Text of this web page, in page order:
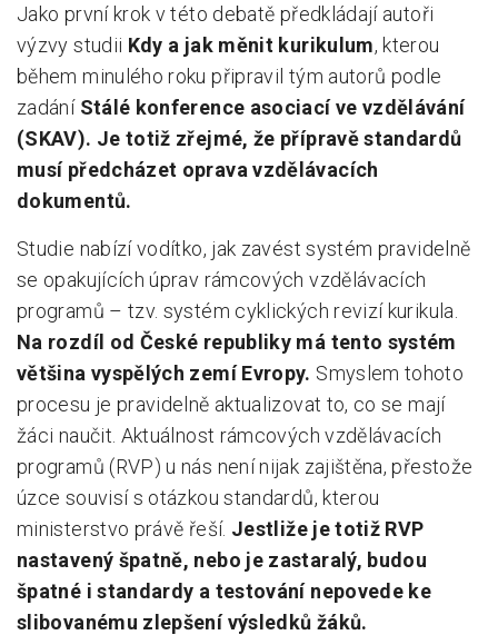
Jako první krok v této debatě předkládají autoři
výzvy studii Kdy a jak měnit kurikulum, kterou
během minulého roku připravil tým autorů podle
zadání Stálé konference asociací ve vzdělávání
(SKAV). Je totiž zřejmé, že přípravě standardů
musí předcházet oprava vzdělávacích
dokumentů.
Studie nabízí vodítko, jak zavést systém pravidelně
se opakujících úprav rámcových vzdělávacích
programů – tzv. systém cyklických revizí kurikula.
Na rozdíl od České republiky má tento systém
většina vyspělých zemí Evropy. Smyslem tohoto
procesu je pravidelně aktualizovat to, co se mají
žáci naučit. Aktuálnost rámcových vzdělávacích
programů (RVP) u nás není nijak zajištěna, přestože
úzce souvisí s otázkou standardů, kterou
ministerstvo právě řeší. Jestliže je totiž RVP
nastavený špatně, nebo je zastaralý, budou
špatné i standardy a testování nepovede ke
slibovanému zlepšení výsledků žáků.